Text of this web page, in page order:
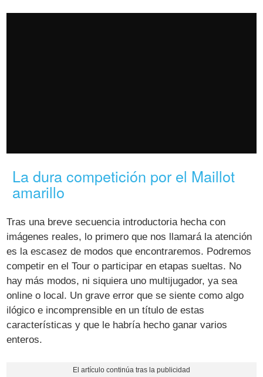
La dura competición por el Maillot
amarillo
Tras una breve secuencia introductoria hecha con
imágenes reales, lo primero que nos llamará la atención
es la escasez de modos que encontraremos. Podremos
competir en el Tour o participar en etapas sueltas. No
hay más modos, ni siquiera uno multijugador, ya sea
online o local. Un grave error que se siente como algo
ilógico e incomprensible en un título de estas
características y que le habría hecho ganar varios
enteros.